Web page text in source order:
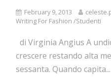
February 9, 2013
Writing For Fashion /Studenti
di Virginia Angius A
crescere restando alta
sessanta. Quando capita...